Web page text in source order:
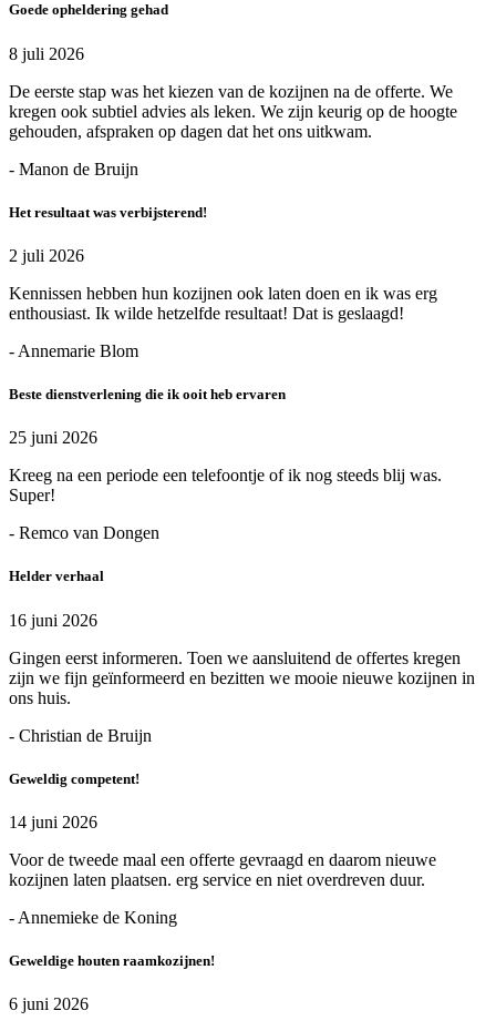
Goede opheldering gehad
8 juli 2026
De eerste stap was het kiezen van de kozijnen na de offerte. We
kregen ook subtiel advies als leken. We zijn keurig op de hoogte
gehouden, afspraken op dagen dat het ons uitkwam.
- Manon de Bruijn
Het resultaat was verbijsterend!
2 juli 2026
Kennissen hebben hun kozijnen ook laten doen en ik was erg
enthousiast. Ik wilde hetzelfde resultaat! Dat is geslaagd!
- Annemarie Blom
Beste dienstverlening die ik ooit heb ervaren
25 juni 2026
Kreeg na een periode een telefoontje of ik nog steeds blij was.
Super!
- Remco van Dongen
Helder verhaal
16 juni 2026
Gingen eerst informeren. Toen we aansluitend de offertes kregen
zijn we fijn geïnformeerd en bezitten we mooie nieuwe kozijnen in
ons huis.
- Christian de Bruijn
Geweldig competent!
14 juni 2026
Voor de tweede maal een offerte gevraagd en daarom nieuwe
kozijnen laten plaatsen. erg service en niet overdreven duur.
- Annemieke de Koning
Geweldige houten raamkozijnen!
6 juni 2026